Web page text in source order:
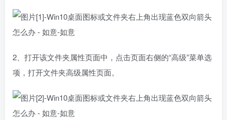
2、打开该文件夹属性页面中，点击页面右侧的“高级”菜单选
项，打开文件夹高级属性页面。